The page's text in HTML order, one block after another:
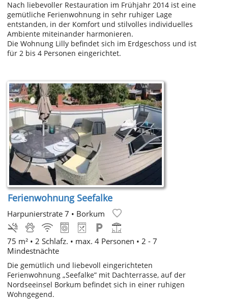
Nach liebevoller Restauration im Frühjahr 2014 ist eine
gemütliche Ferienwohnung in sehr ruhiger Lage
entstanden, in der Komfort und stilvolles individuelles
Ambiente miteinander harmonieren.
Die Wohnung Lilly befindet sich im Erdgeschoss und ist
für 2 bis 4 Personen eingerichtet.
Ferienwohnung Seefalke
Harpunierstrate 7 • Borkum
75 m² • 2 Schlafz. • max. 4 Personen • 2 - 7
Mindestnächte
Die gemütlich und liebevoll eingerichteten
Ferienwohnung „Seefalke” mit Dachterrasse, auf der
Nordseeinsel Borkum befindet sich in einer ruhigen
Wohngegend.